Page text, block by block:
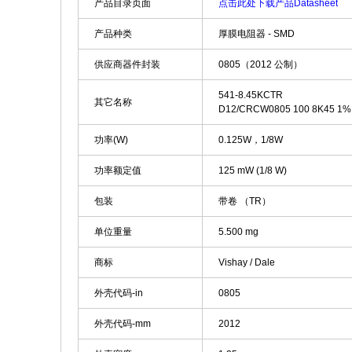
产品目录页面 点击此处下载产品Datasheet
产品种类 厚膜电阻器 - SMD
供应商器件封装 0805（2012 公制）
其它名称
541-8.45KCTR
D12/CRCW0805 100 8K45
功率(W) 0.125W，1/8W
功率额定值 125 mW (1/8 W)
包装 带卷 （TR）
单位重量 5.500 mg
商标 Vishay / Dale
外壳代码-in 0805
外壳代码-mm 2012